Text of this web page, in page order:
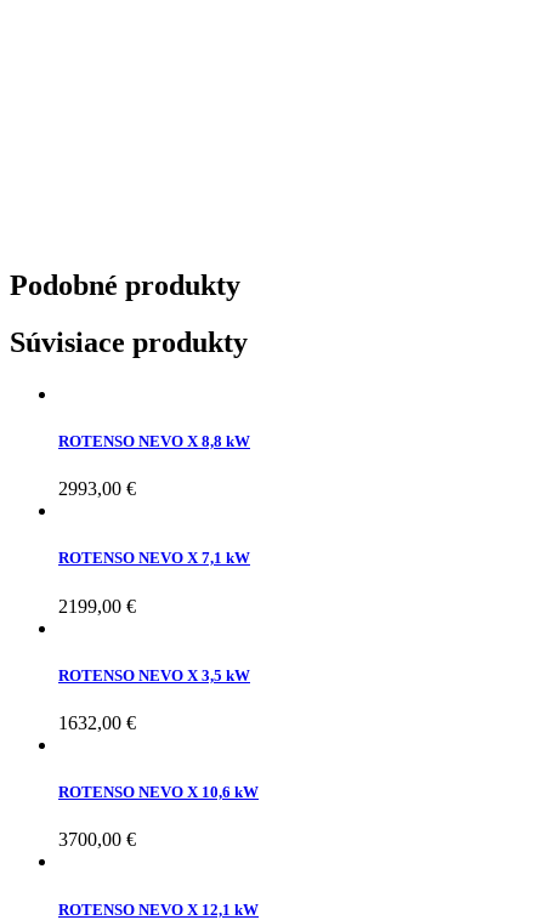
Podobné produkty
Súvisiace produkty
ROTENSO NEVO X 8,8 kW
2993,00 €
ROTENSO NEVO X 7,1 kW
2199,00 €
ROTENSO NEVO X 3,5 kW
1632,00 €
ROTENSO NEVO X 10,6 kW
3700,00 €
ROTENSO NEVO X 12,1 kW